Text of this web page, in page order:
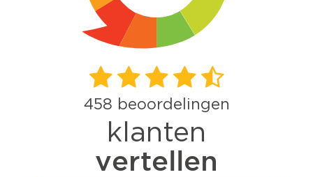
458 beoordelingen
klanten
vertellen